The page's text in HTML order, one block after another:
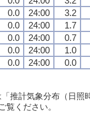
0.0 24:00
3.2
0.0 24:00
1.7
0.0 24:00
0.7
0.0 24:00
1.0
0.0 24:00 0.0
推計気象分布（日
覧ください。